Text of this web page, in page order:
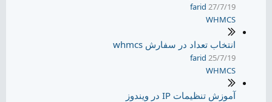
27/7/19
farid
WHMCS
انتخاب تعداد در سفارش whmcs
25/7/19
farid
WHMCS
آموزش تنظیمات IP در ویندوز